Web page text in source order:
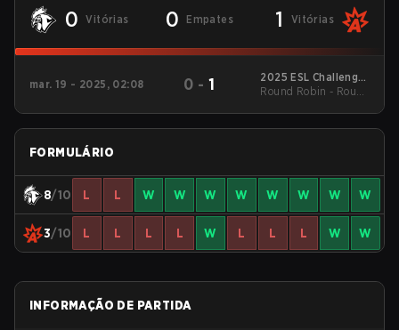
0 Vitórias 0 Empates 1 Vitórias
mar. 19 - 2025, 02:08 0 -1
2025 ESL Challenger
League Season 49:
Round Robin - Round
FORMULÁRIO
8/10 L L W W W W W W W W
3/10 L L L L W L L L W W
INFORMAÇÃO DE PARTIDA